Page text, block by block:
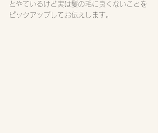
とやているけど実は髪の毛に良くないことを
ピックアップしてお伝えします。